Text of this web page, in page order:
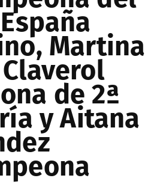
Martina
de 2ª
y Aitana